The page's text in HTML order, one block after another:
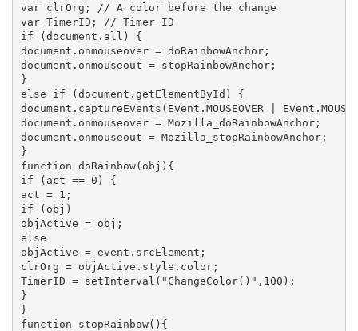
var clrOrg; // A color before the change
var TimerID; // Timer ID
if (document.all) {
document.onmouseover = doRainbowAnchor;
document.onmouseout = stopRainbowAnchor;
}
else if (document.getElementById) {
document.captureEvents(Event.MOUSEOVER |
document.onmouseover = Mozilla_doRainbowAnchor;
document.onmouseout = Mozilla_stopRainbowAnchor;
}
function doRainbow(obj){
if (act == 0) {
act = 1;
if (obj)
objActive = obj;
else
objActive = event.srcElement;
clrOrg = objActive.style.color;
TimerID = setInterval("ChangeColor()",100);
}
}
function stopRainbow(){